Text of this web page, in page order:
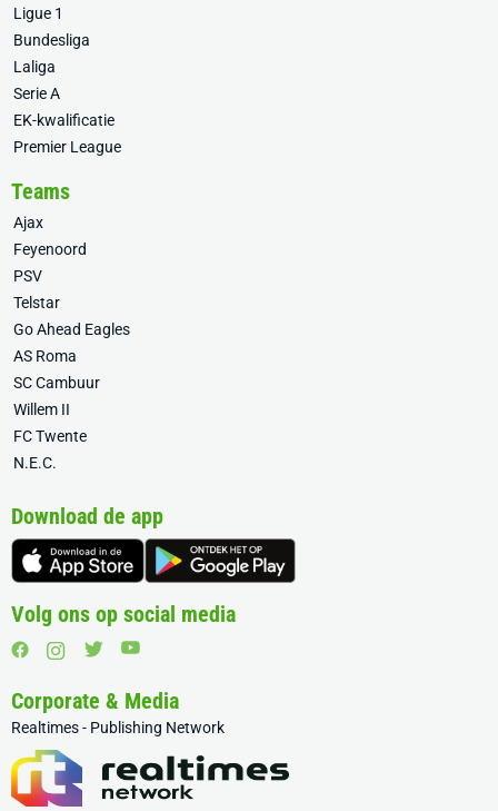
Ligue 1
Bundesliga
Laliga
Serie A
EK-kwalificatie
Premier League
Teams
Ajax
Feyenoord
PSV
Telstar
Go Ahead Eagles
AS Roma
SC Cambuur
Willem II
FC Twente
N.E.C.
Download de app
Volg ons op social media
Corporate & Media
Realtimes - Publishing Network